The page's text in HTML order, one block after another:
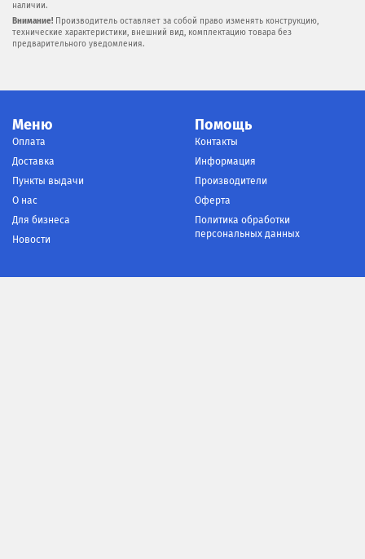
наличии.
Внимание! Производитель оставляет за собой право изменять конструкцию,
технические характеристики, внешний вид, комплектацию товара без
предварительного уведомления.
Меню
Оплата
Доставка
Пункты выдачи
О нас
Для бизнеса
Новости
Помощь
Контакты
Информация
Производители
Оферта
Политика обработки
персональных данных